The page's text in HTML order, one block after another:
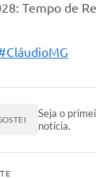
Tempo de
Seja o
notícia.